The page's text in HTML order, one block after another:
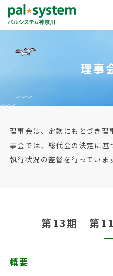
理事
理事会は、定款にもとづき理
事会では、総代会の決定に
執行状況の監督を行っていま
第13期 第11
概要